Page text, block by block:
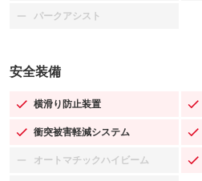
パークアシスト
：装備なし
安全装備
横滑り防止装置
：装備あり
衝突被害軽減システム
：装備あり
オートマチックハイビーム
：装備なし